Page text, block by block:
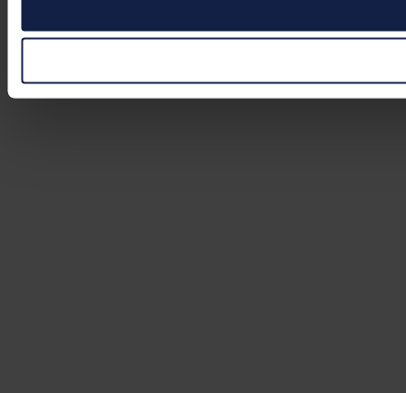
Las cookies de este sitio web se usan para personalizar el
pueden combinarla con otra información que les haya